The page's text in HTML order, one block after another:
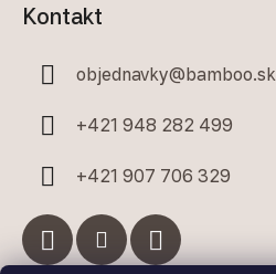
Kontakt
objednavky@bamboo.sk
+421 948 282 499
+421 907 706 329